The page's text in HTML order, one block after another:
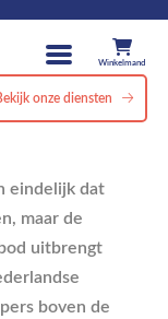
Winkelmand
onze diensten
eindelijk dat
maar de
uitbrengt
boven de